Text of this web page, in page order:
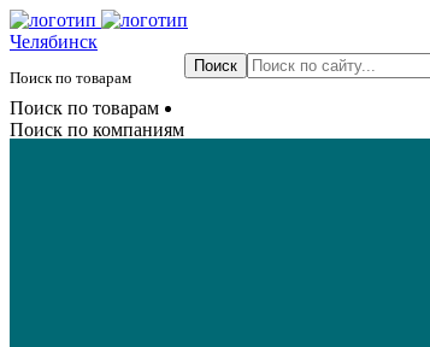
Челябинск
Поиск по товарам
Поиск по товарам
Поиск по компаниям